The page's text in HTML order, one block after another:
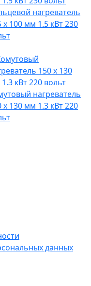
нагреватель
х 100 мм 1.5 кВт 230
нагреватель
х 130 мм 1.3 кВт 220
данных